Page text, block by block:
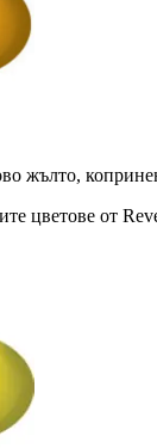
жълто,
цветове от